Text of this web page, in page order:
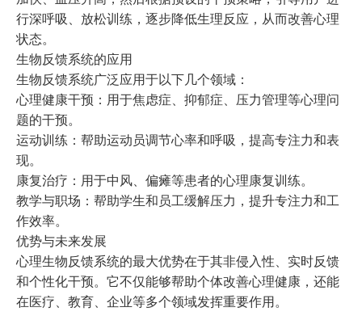
行深呼吸、放松训练，逐步降低生理反应，从而改善心理
状态。
生物反馈系统的应用
生物反馈系统广泛应用于以下几个领域：
心理健康干预：用于焦虑症、抑郁症、压力管理等心理问
题的干预。
运动训练：帮助运动员调节心率和呼吸，提高专注力和表
现。
康复治疗：用于中风、偏瘫等患者的心理康复训练。
教学与职场：帮助学生和员工缓解压力，提升专注力和工
作效率。
优势与未来发展
心理生物反馈系统的最大优势在于其非侵入性、实时反馈
和个性化干预。它不仅能够帮助个体改善心理健康，还能
在医疗、教育、企业等多个领域发挥重要作用。